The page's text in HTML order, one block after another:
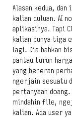
Alasan kedua,
kalian duluan. AI
aplikasinya. Tapi
kalian punya tiga
lagi. Dia bahkan
pantau turun
yang beneran
ngerjain sesuatu
pertanyaan
mindahin file,
kalian. Ada user